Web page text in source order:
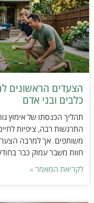
הצעדים הראשונים
כלבים ובני אדם
תהליך הכנסתו של אימוץ
התרגשות רבה, ציפיות
משותפים. אך למרבה
חוות משבר עמוק כבר
לקריאת המאמר »